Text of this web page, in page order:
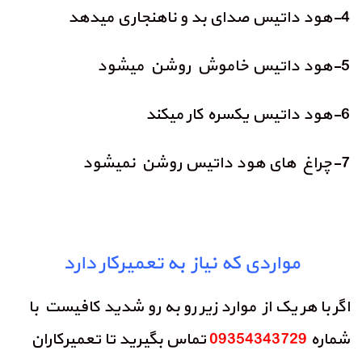
4-هود داتیس صدای بد و ناهنجاری میدهد
5-هود داتیس خاموش روشن میشود
6-هود داتیس یکسره کار میکند
7-چراغ های هود داتیس روشن نمیشود
مواردی که نیاز به تعمیرکار دارد
اگر با هر یک از موارد زیر رو به رو شدید کافیست با
شماره 09354343729تماس بگیرید تا تعمیرکاران